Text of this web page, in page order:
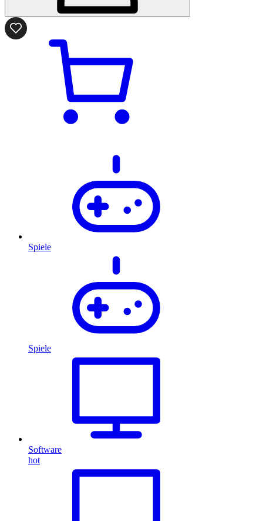
Spiele
Spiele
Software
hot